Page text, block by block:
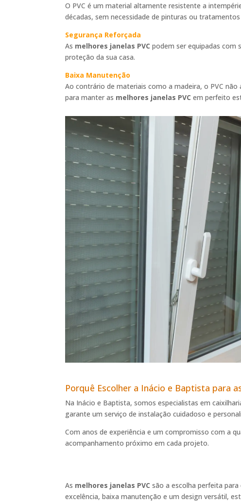
O PVC é um material altamente resistente a
décadas, sem necessidade de pinturas ou tratamentos
Segurança Reforçada
As melhores janelas PVC podem ser equipadas
proteção da sua casa.
Baixa Manutenção
Ao contrário de materiais como a madeira, o PVC
para manter as melhores janelas PVC em perfeito
Porquê Escolher a Inácio e Baptista para
Na Inácio e Baptista, somos especialistas em
garante um serviço de instalação cuidadoso e
Com anos de experiência e um compromisso com a
acompanhamento próximo em cada projeto.
As melhores janelas PVC são a escolha perfeita
excelência, baixa manutenção e um design versátil,